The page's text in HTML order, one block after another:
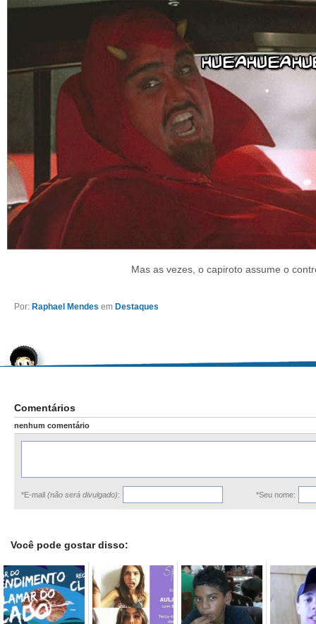
Mas as vezes, o capiroto assume o
Por: Raphael Mendes em Destaques
Comentários
nenhum comentário
*E-mail (não será divulgado): *Seu nome:
Você pode gostar disso: